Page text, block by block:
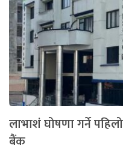
लाभाशं घोषणा गर्ने
बैंक